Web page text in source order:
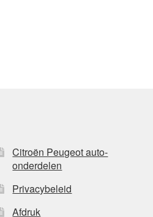
Citroën Peugeot auto-
onderdelen
Privacybeleid
Afdruk